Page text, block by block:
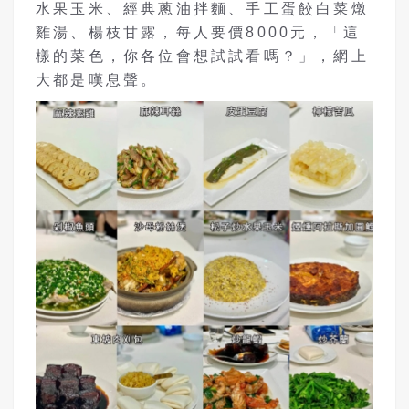
水果玉米、經典蔥油拌麵、手工蛋餃白菜燉
雞湯、楊枝甘露，每人要價8000元，「這
樣的菜色，你各位會想試試看嗎？」，網上
大都是嘆息聲。